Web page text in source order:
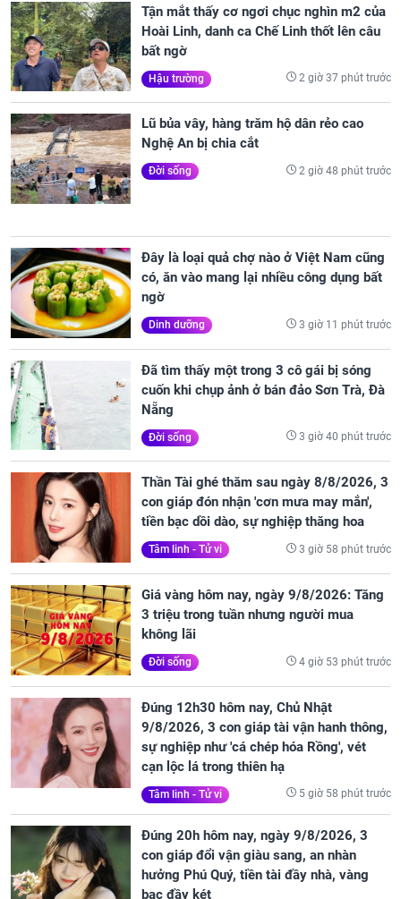
Tận mắt thấy cơ ngơi chục nghìn m2 của
Hoài Linh, danh ca Chế Linh thốt lên câu
bất ngờ
Hậu trường 2 giờ 37 phút trước
Lũ bủa vây, hàng trăm hộ dân rẻo cao
Nghệ An bị chia cắt
Đời sống 2 giờ 48 phút trước
Đây là loại quả chợ nào ở Việt Nam cũng
có, ăn vào mang lại nhiều công dụng bất
ngờ
Dinh dưỡng 3 giờ 11 phút trước
Đã tìm thấy một trong 3 cô gái bị sóng
cuốn khi chụp ảnh ở bán đảo Sơn Trà, Đà
Nẵng
Đời sống 3 giờ 40 phút trước
Thần Tài ghé thăm sau ngày 8/8/2026, 3
con giáp đón nhận 'cơn mưa may mắn',
tiền bạc dồi dào, sự nghiệp thăng hoa
Tâm linh - Tử vi 3 giờ 58 phút trước
Giá vàng hôm nay, ngày 9/8/2026: Tăng
3 triệu trong tuần nhưng người mua
không lãi
Đời sống 4 giờ 53 phút trước
Đúng 12h30 hôm nay, Chủ Nhật
9/8/2026, 3 con giáp tài vận hanh thông,
sự nghiệp như 'cá chép hóa Rồng', vét
cạn lộc lá trong thiên hạ
Tâm linh - Tử vi 5 giờ 58 phút trước
Đúng 20h hôm nay, ngày 9/8/2026, 3
con giáp đổi vận giàu sang, an nhàn
hưởng Phú Quý, tiền tài đầy nhà, vàng
bạc đầy két